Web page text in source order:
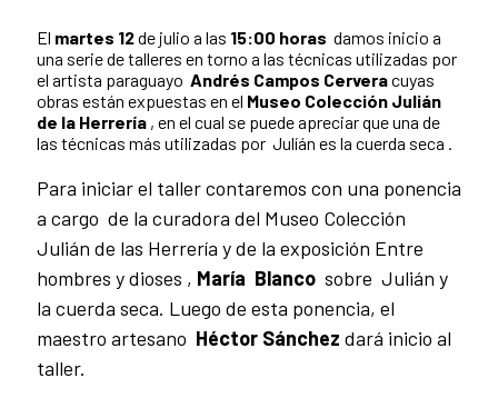
El martes 12de julio a las 15:00 horas damos inicio a
una serie de talleres en torno a las técnicas utilizadas por
el artista paraguayo Andrés Campos Cerveracuyas
obras están expuestas en el Museo Colección Julián
de la Herrería , en el cual se puede apreciar que una de
las técnicas más utilizadas por Julíán es la cuerda seca .
Para iniciar el taller contaremos con una ponencia
a cargo de la curadora del Museo Colección
Julián de las Herrería y de la exposición Entre
hombres y dioses , María Blanco sobre Julián y
la cuerda seca. Luego de esta ponencia, el
maestro artesano Héctor Sánchez dará inicio al
taller.